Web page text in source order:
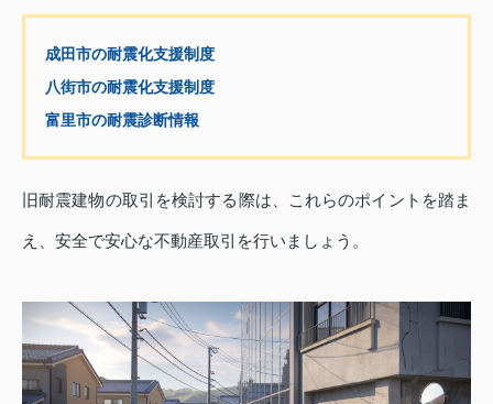
成田市の耐震化支援制度
八街市の耐震化支援制度
富里市の耐震診断情報
旧耐震建物の取引を検討する際は、これらのポイントを踏ま
え、安全で安心な不動産取引を行いましょう。